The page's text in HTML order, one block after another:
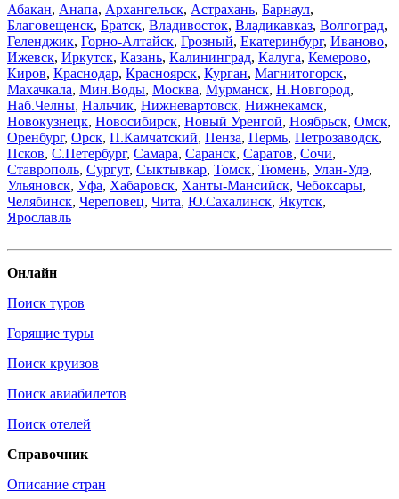
Абакан, Анапа, Архангельск, Астрахань, Барнаул,
Благовещенск, Братск, Владивосток, Владикавказ, Волгоград,
Геленджик, Горно-Алтайск, Грозный, Екатеринбург, Иваново,
Ижевск, Иркутск, Казань, Калининград, Калуга, Кемерово,
Киров, Краснодар, Красноярск, Курган, Магнитогорск,
Махачкала, Мин.Воды, Москва, Мурманск, Н.Новгород,
Наб.Челны, Нальчик, Нижневартовск, Нижнекамск,
Новокузнецк, Новосибирск, Новый Уренгой, Ноябрьск, Омск,
Оренбург, Орск, П.Камчатский, Пенза, Пермь, Петрозаводск,
Псков, С.Петербург, Самара, Саранск, Саратов, Сочи,
Ставрополь, Сургут, Сыктывкар, Томск, Тюмень, Улан-Удэ,
Ульяновск, Уфа, Хабаровск, Ханты-Мансийск, Чебоксары,
Челябинск, Череповец, Чита, Ю.Сахалинск, Якутск,
Ярославль
Онлайн
Поиск туров
Горящие туры
Поиск круизов
Поиск авиабилетов
Поиск отелей
Справочник
Описание стран